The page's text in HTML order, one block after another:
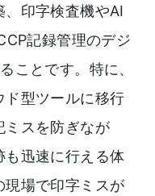
、印字検査機やAI
記録管理のデジ
ことです。特に、
ド型ツールに移行
ミスを防ぎなが
も迅速に行える体
現場で印字ミスが